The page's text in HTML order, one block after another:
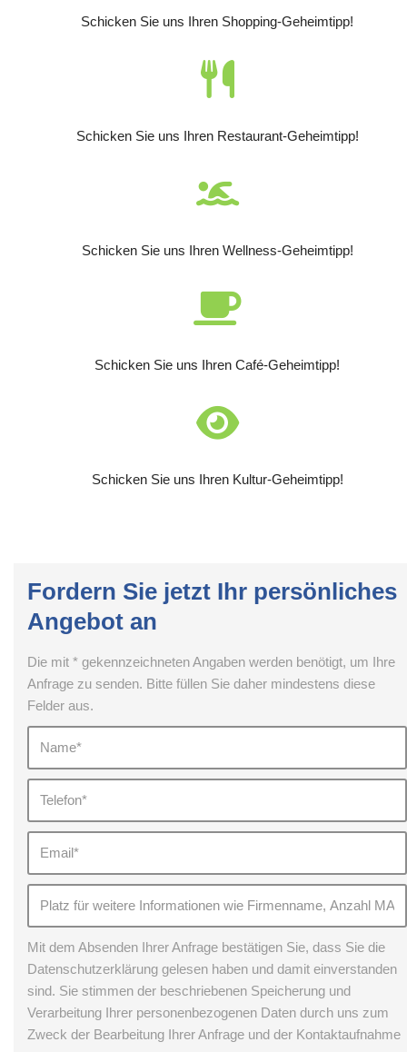
Schicken Sie uns Ihren Shopping-Geheimtipp!
Schicken Sie uns Ihren Restaurant-Geheimtipp!
Schicken Sie uns Ihren Wellness-Geheimtipp!
Schicken Sie uns Ihren Café-Geheimtipp!
Schicken Sie uns Ihren Kultur-Geheimtipp!
Fordern Sie jetzt Ihr persönliches
Angebot an
Die mit * gekennzeichneten Angaben werden benötigt, um Ihre
Anfrage zu senden. Bitte füllen Sie daher mindestens diese
Felder aus.
Mit dem Absenden Ihrer Anfrage bestätigen Sie, dass Sie die
Datenschutzerklärung gelesen haben und damit einverstanden
sind. Sie stimmen der beschriebenen Speicherung und
Verarbeitung Ihrer personenbezogenen Daten durch uns zum
Zweck der Bearbeitung Ihrer Anfrage und der Kontaktaufnahme